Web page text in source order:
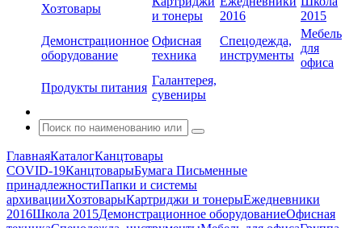
Хозтовары
и тонеры
2016
2015
Демонстрационное
оборудование
Офисная
техника
Спецодежда,
инструменты
Мебель
для
офиса
Продукты питания
Галантерея,
сувениры
ГлавнаяКаталогКанцтовары
COVID-19КанцтоварыБумага Письменные
принадлежностиПапки и системы
архивацииХозтоварыКартриджи и тонерыЕжедневники
2016Школа 2015Демонстрационное оборудованиеОфисная